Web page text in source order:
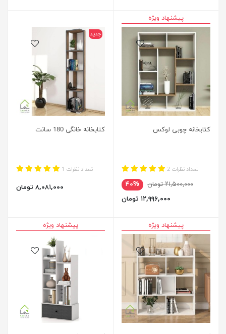
پیشنهاد ویژه
کتابخانه چوبی لوکس
تعداد نظرات 2
۲۱,۵۰۰,۰۰۰ تومان
۴۰%
۱۲,۹۹۶,۰۰۰ تومان
جدید
کتابخانه خانگی 180 سانت
تعداد نظرات 1
۸,۰۸۱,۰۰۰ تومان
پیشنهاد ویژه پیشنهاد ویژه